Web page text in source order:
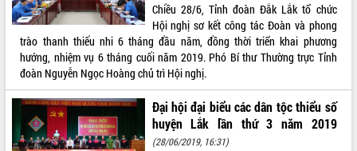
VIDEO
Không có file video nào để phát.
ALBUM ẢNH
Chiều 28/6, Tỉnh đoàn Đắk Lắk tổ chức
Hội nghị sơ kết công tác Đoàn và phong
trào thanh thiếu nhi 6 tháng đầu năm, đồng thời triển khai phương
hướng, nhiệm vụ 6 tháng cuối năm 2019. Phó Bí thư Thường trực Tỉnh
đoàn Nguyễn Ngọc Hoàng chủ trì Hội nghị.
Đại hội đại biểu các dân tộc thiểu số
huyện Lắk lần thứ 3 năm 2019
(28/06/2019, 16:31)